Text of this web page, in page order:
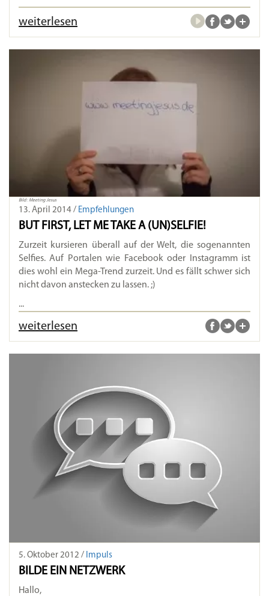
weiterlesen
Bild: Meeting Jesus
13. April 2014 / Empfehlungen
BUT FIRST, LET ME TAKE A (UN)SELFIE!
Zurzeit kursieren überall auf der Welt, die sogenannten
Selfies. Auf Portalen wie Facebook oder Instagramm ist
dies wohl ein Mega-Trend zurzeit. Und es fällt schwer sich
nicht davon anstecken zu lassen. ;)
...
weiterlesen
5. Oktober 2012 / Impuls
BILDE EIN NETZWERK
Hallo,